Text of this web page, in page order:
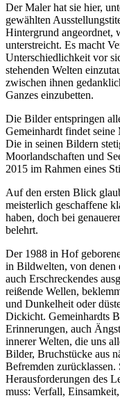
Der Maler hat sie hier,
gewählten
Hintergrund angeordnet,
unterstreicht. Es macht
Unterschiedlichkeit vor
stehenden Welten
zwischen ihnen
Ganzes einzubetten.
Die Bilder entspringen
Gemeinhardt findet
Die in seinen Bildern
Moorlandschaften und
2015 im Rahmen eines
Auf den ersten Blick
meisterlich geschaffene
haben, doch bei
belehrt.
Der 1988 in Hof
in Bildwelten, von denen
auch Erschreckendes
reißende Wellen,
und Dunkelheit oder
Dickicht. Gemeinhardts
Erinnerungen, auch
innerer Welten, die uns
Bilder, Bruchstücke aus
Befremden
Herausforderungen des
muss: Verfall,